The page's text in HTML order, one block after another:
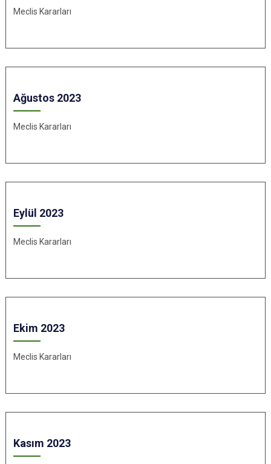
Meclis Kararları
Ağustos 2023
Meclis Kararları
Eylül 2023
Meclis Kararları
Ekim 2023
Meclis Kararları
Kasım 2023